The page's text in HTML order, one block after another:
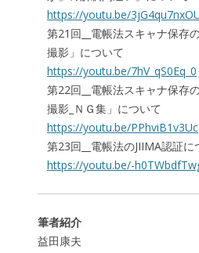
https://youtu.be/
第21回__電帳法スキャナ保存
撮影」について
https://youtu.be/7hV_qS0Eq_0
第22回__電帳法スキャナ保存
撮影_ＮＧ集」について
https://youtu.be/PPhviB1v3Uc
第23回__電帳法のJIIMA認証に
https://youtu.be/-
筆者紹介
益田康夫